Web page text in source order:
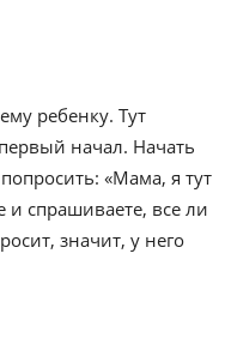
ребенку. Тут
начал. Начать
«Мама, я тут
спрашиваете, все ли
значит, у него